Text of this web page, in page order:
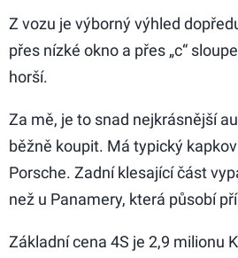
Z vozu je výborný výhled
přes nízké okno a přes „c“
horší.
Za mě, je to snad nejkrásnější
běžně koupit. Má typický
Porsche. Zadní klesající část
než u Panamery, která působí
Základní cena 4S je 2,9 milionu